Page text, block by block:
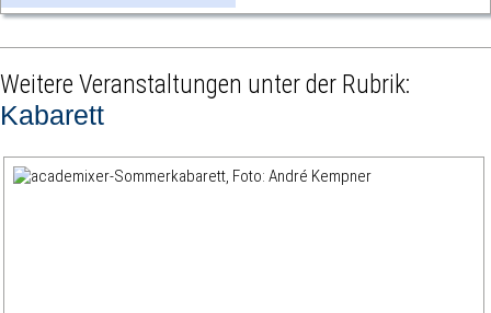
Weitere Veranstaltungen unter der Rubrik:
Kabarett